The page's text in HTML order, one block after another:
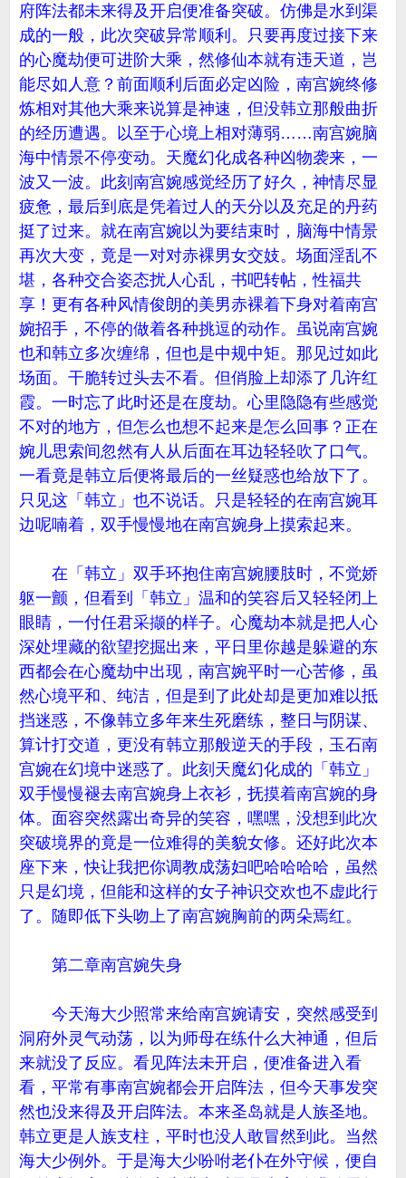
府阵法都未来得及开启便准备突破。仿佛是水到渠
成的一般，此次突破异常顺利。只要再度过接下来
的心魔劫便可进阶大乘，然修仙本就有违天道，岂
能尽如人意？前面顺利后面必定凶险，南宫婉终修
炼相对其他大乘来说算是神速，但没韩立那般曲折
的经历遭遇。以至于心境上相对薄弱……南宫婉脑
海中情景不停变动。天魔幻化成各种凶物袭来，一
波又一波。此刻南宫婉感觉经历了好久，神情尽显
疲惫，最后到底是凭着过人的天分以及充足的丹药
挺了过来。就在南宫婉以为要结束时，脑海中情景
再次大变，竟是一对对赤裸男女交妓。场面淫乱不
堪，各种交合姿态扰人心乱，书吧转帖，性福共
享！更有各种风情俊朗的美男赤裸着下身对着南宫
婉招手，不停的做着各种挑逗的动作。虽说南宫婉
也和韩立多次缠绵，但也是中规中矩。那见过如此
场面。干脆转过头去不看。但俏脸上却添了几许红
霞。一时忘了此时还是在度劫。心里隐隐有些感觉
不对的地方，但怎么也想不起来是怎么回事？正在
婉儿思索间忽然有人从后面在耳边轻轻吹了口气。
一看竟是韩立后便将最后的一丝疑惑也给放下了。
只见这「韩立」也不说话。只是轻轻的在南宫婉耳
边呢喃着，双手慢慢地在南宫婉身上摸索起来。
在「韩立」双手环抱住南宫婉腰肢时，不觉娇
躯一颤，但看到「韩立」温和的笑容后又轻轻闭上
眼睛，一付任君采撷的样子。心魔劫本就是把人心
深处埋藏的欲望挖掘出来，平日里你越是躲避的东
西都会在心魔劫中出现，南宫婉平时一心苦修，虽
然心境平和、纯洁，但是到了此处却是更加难以抵
挡迷惑，不像韩立多年来生死磨练，整日与阴谋、
算计打交道，更没有韩立那般逆天的手段，玉石南
宫婉在幻境中迷惑了。此刻天魔幻化成的「韩立」
双手慢慢褪去南宫婉身上衣衫，抚摸着南宫婉的身
体。面容突然露出奇异的笑容，嘿嘿，没想到此次
突破境界的竟是一位难得的美貌女修。还好此次本
座下来，快让我把你调教成荡妇吧哈哈哈哈，虽然
只是幻境，但能和这样的女子神识交欢也不虚此行
了。随即低下头吻上了南宫婉胸前的两朵焉红。
第二章南宫婉失身
今天海大少照常来给南宫婉请安，突然感受到
洞府外灵气动荡，以为师母在练什么大神通，但后
来就没了反应。看见阵法未开启，便准备进入看
看，平常有事南宫婉都会开启阵法，但今天事发突
然也没来得及开启阵法。本来圣岛就是人族圣地。
韩立更是人族支柱，平时也没人敢冒然到此。当然
海大少例外。于是海大少吩咐老仆在外守候，便自